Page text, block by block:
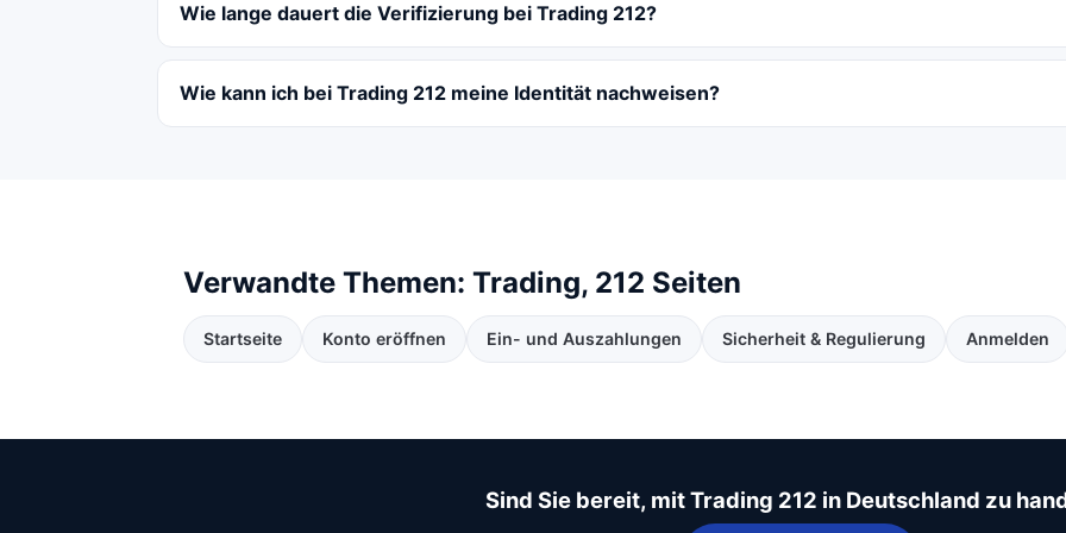
Wie lange dauert die Verifizierung bei Trading 212?
Wie kann ich bei Trading 212 meine Identität nachweisen?
Verwandte Themen: Trading, 212 Seiten
Startseite Konto eröffnen Ein- und Auszahlungen Sicherheit & Regulierung Anmelden
Sind Sie bereit, mit Trading 212 in Deutschland zu